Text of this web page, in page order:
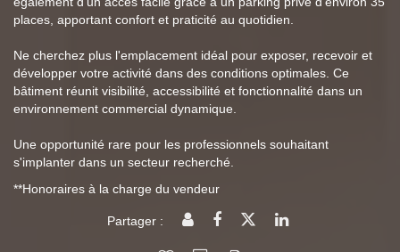
places, apportant confort et praticité au quotidien.
Ne cherchez plus l'emplacement idéal pour exposer, recevoir et
développer votre activité dans des conditions optimales. Ce
bâtiment réunit visibilité, accessibilité et fonctionnalité dans un
environnement commercial dynamique.
Une opportunité rare pour les professionnels souhaitant
s'implanter dans un secteur recherché.
**Honoraires à la charge du vendeur
Partager :